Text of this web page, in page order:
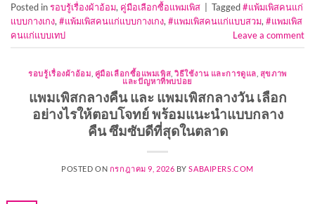
Posted inรอบรู้เรื่องผ้าอ้อม, คู่มือเลือกซื้อแพมเพิส Tagged#แพ้มเพิสคนแก่
แบบกางเกง, #แพ้มเพิสคนแก่แบบกางเกง, #แพมเพิสคนแก่แบบสวม, #แพมเพิส
คนแก่แบบเทป
Leave a comment
รอบรู้เรื่องผ้าอ้อม คู่มือเลือกซื้อแพมเพิส ,วิธีใช้งาน และการดูแล สุขภาพ
และปัญหาที่พบบ่อย
แพมเพิสกลางคืน และ แพมเพิสกลางวัน เลือก
อย่างไรให้ตอบโจทย์ พร้อมแนะนำแบบกลาง
คืน ซึมซับดีที่สุดในตลาด
POSTED ON กรกฎาคม 9, 2026 BYSABAIPERS.COM